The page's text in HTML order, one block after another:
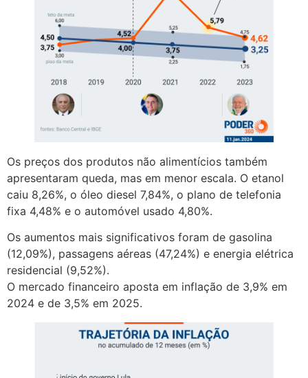
Os preços dos produtos não alimentícios também
apresentaram queda, mas em menor escala. O etanol
caiu 8,26%, o óleo diesel 7,84%, o plano de telefonia
fixa 4,48% e o automóvel usado 4,80%.
Os aumentos mais significativos foram de gasolina
(12,09%), passagens aéreas (47,24%) e energia elétrica
residencial (9,52%).
O mercado financeiro aposta em inflação de 3,9% em
2024 e de 3,5% em 2025.